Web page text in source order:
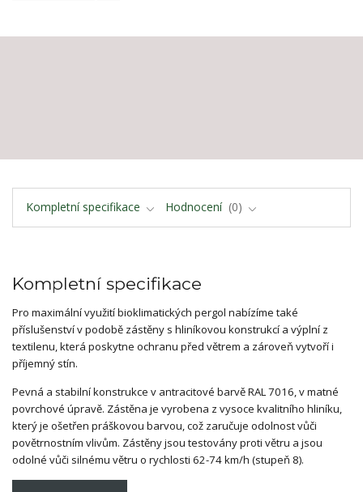
Kompletní specifikace Hodnocení 0
Kompletní specifikace
Pro maximální využití bioklimatických pergol nabízíme také
příslušenství v podobě zástěny s hliníkovou konstrukcí a výplní z
textilenu, která poskytne ochranu před větrem a zároveň vytvoří i
příjemný stín.
Pevná a stabilní konstrukce v antracitové barvě RAL 7016, v matné
povrchové úpravě. Zástěna je vyrobena z vysoce kvalitního hliníku,
který je ošetřen práškovou barvou, což zaručuje odolnost vůči
povětrnostním vlivům. Zástěny jsou testovány proti větru a jsou
odolné vůči silnému větru o rychlosti 62-74 km/h (stupeň 8).